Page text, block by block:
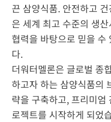
끈 삼양식품. 안전하고
은 세계 최고 수준의 생
협력을 바탕으로 믿을 수
다.
더워터멜론은 글로벌 종
하고자 하는 삼양식품의
략을 구축하고, 프리미엄
로젝트를 시작하게 되었